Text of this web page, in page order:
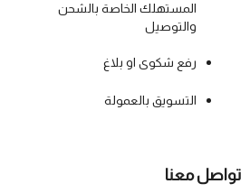
المستهلك الخاصة بالشحن
والتوصيل
رفع شكوى او بلاغ
التسويق بالعمولة
تواصل معنا